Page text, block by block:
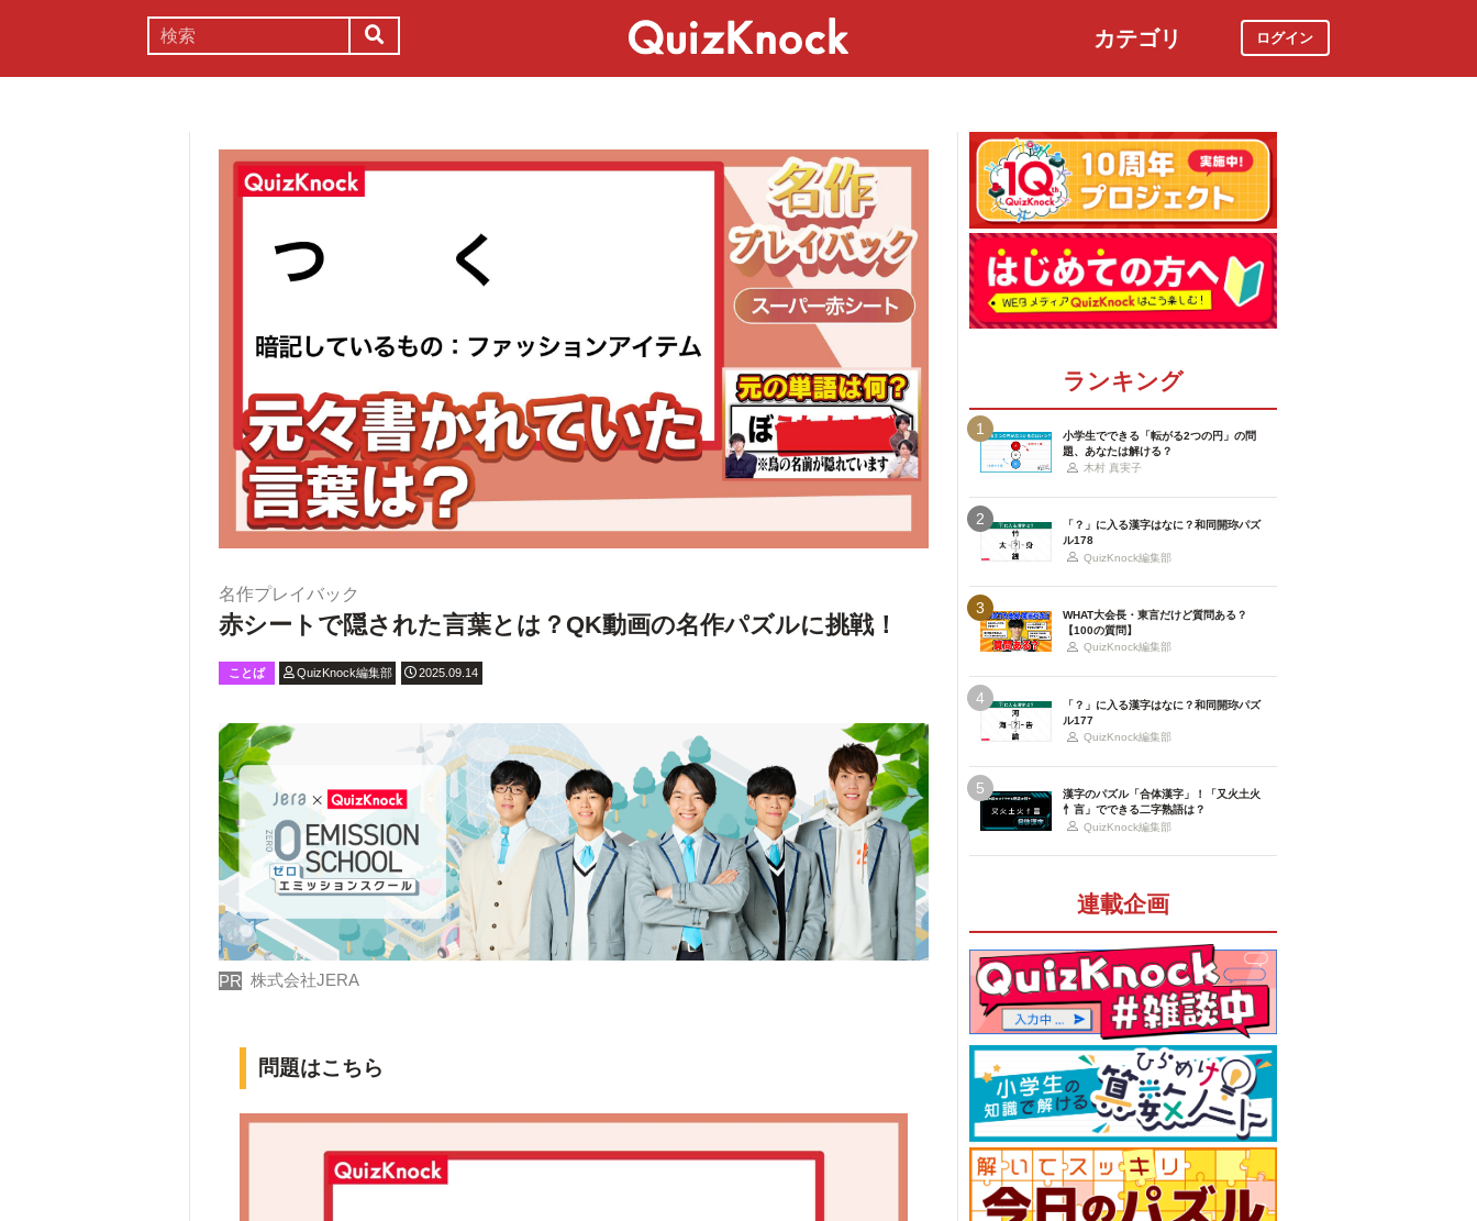
カテゴリ ログイン
名作プレイバック
赤シートで隠された言葉とは？QK動画の名作パズルに挑戦！
ことば QuizKnock編集部 2025.09.14
PR 株式会社JERA
問題はこちら
ランキング
1
小学生でできる「転がる2つの円」の問
題、あなたは解ける？
木村 真実子
2
「？」に入る漢字はなに？和同開珎パズ
ル178
QuizKnock編集部
3
WHAT大会長・東言だけど質問ある？
【100の質問】
QuizKnock編集部
4
「？」に入る漢字はなに？和同開珎パズ
ル177
QuizKnock編集部
5
漢字のパズル「合体漢字」！「又火土火
忄言」でできる二字熟語は？
QuizKnock編集部
連載企画